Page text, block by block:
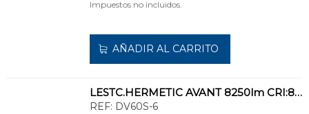
Impuestos no incluidos.
AÑADIR AL CARRITO
LESTC.HERMETIC AVANT 8250lm CRI:80 6000K 135° DF.POLIC.OPAL STD.BL 1500x53x41mm
REF: DV60S-6